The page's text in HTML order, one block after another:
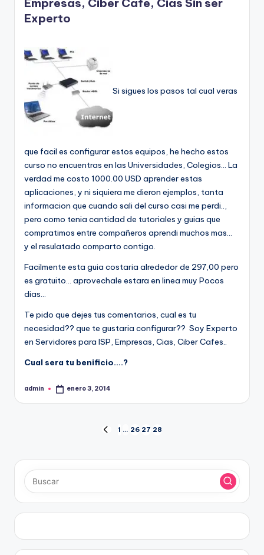
Empresas, Ciber Cafe, Cias Sin ser
Experto
Si sigues los pasos tal cual veras
que facil es configurar estos equipos, he hecho estos
curso no encuentras en las Universidades, Colegios… La
verdad me costo 1000.00 USD aprender estas
aplicaciones, y ni siquiera me dieron ejemplos, tanta
informacion que cuando sali del curso casi me perdi..,
pero como tenia cantidad de tutoriales y guias que
compratimos entre compañeros aprendi muchos mas…
y el resulatado comparto contigo.
Facilmente esta guia costaria alrededor de 297,00 pero
es gratuito… aprovechale estara en linea muy Pocos
dias…
Te pido que dejes tus comentarios, cual es tu
necesidad?? que te gustaria configurar?? Soy Experto
en Servidores para ISP, Empresas, Cias, Ciber Cafes..
Cual sera tu benificio….?
Publicado
admin enero 3, 2014
Paginación
de
entradas
PÁGINA
1 … 26 27 28